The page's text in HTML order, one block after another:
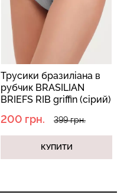
Трусики бразиліана в
рубчик BRASILIAN
BRIEFS RIB griffin (сірий)
200 грн. 399 грн.
КУПИТИ